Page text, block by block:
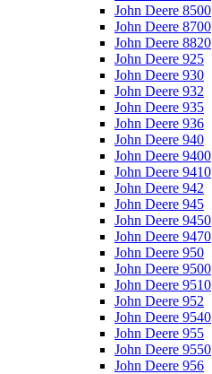
John Deere 8500
John Deere 8700
John Deere 8820
John Deere 925
John Deere 930
John Deere 932
John Deere 935
John Deere 936
John Deere 940
John Deere 9400
John Deere 9410
John Deere 942
John Deere 945
John Deere 9450
John Deere 9470
John Deere 950
John Deere 9500
John Deere 9510
John Deere 952
John Deere 9540
John Deere 955
John Deere 9550
John Deere 956